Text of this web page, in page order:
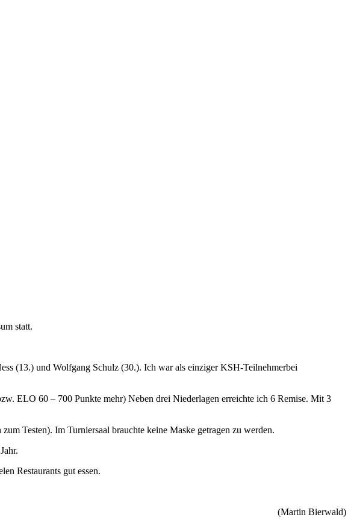
statt.
(13.) und Wolfgang Schulz (30.). Ich war als einziger KSH-Teilnehmerbei
ELO 60 – 700 Punkte mehr) Neben drei Niederlagen erreichte ich 6 Remise. Mit 3
Testen). Im Turniersaal brauchte keine Maske getragen zu werden.
Restaurants gut essen.
(Martin Bierwald)